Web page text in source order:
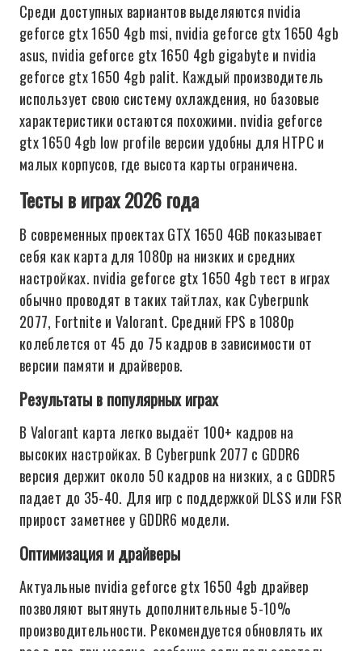
Среди доступных вариантов выделяются nvidia
geforce gtx 1650 4gb msi, nvidia geforce gtx 1650 4gb
asus, nvidia geforce gtx 1650 4gb gigabyte и nvidia
geforce gtx 1650 4gb palit. Каждый производитель
использует свою систему охлаждения, но базовые
характеристики остаются похожими. nvidia geforce
gtx 1650 4gb low profile версии удобны для HTPC и
малых корпусов, где высота карты ограничена.
Тесты в играх 2026 года
В современных проектах GTX 1650 4GB показывает
себя как карта для 1080p на низких и средних
настройках. nvidia geforce gtx 1650 4gb тест в играх
обычно проводят в таких тайтлах, как Cyberpunk
2077, Fortnite и Valorant. Средний FPS в 1080p
колеблется от 45 до 75 кадров в зависимости от
версии памяти и драйверов.
Результаты в популярных играх
В Valorant карта легко выдаёт 100+ кадров на
высоких настройках. В Cyberpunk 2077 с GDDR6
версия держит около 50 кадров на низких, а с GDDR5
падает до 35-40. Для игр с поддержкой DLSS или FSR
прирост заметнее у GDDR6 модели.
Оптимизация и драйверы
Актуальные nvidia geforce gtx 1650 4gb драйвер
позволяют вытянуть дополнительные 5-10%
производительности. Рекомендуется обновлять их